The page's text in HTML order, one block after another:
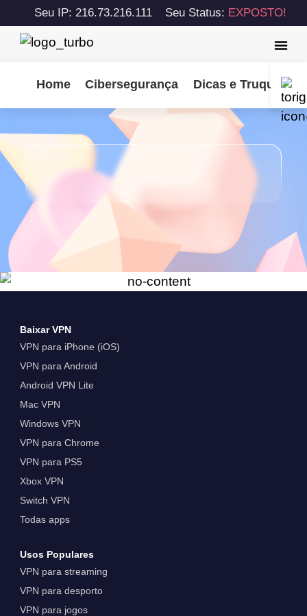
Seu IP: 216.73.216.111 Seu Status: EXPOSTO!
Home Cibersegurança Dicas e Truques
Baixar VPN
VPN para iPhone (iOS)
VPN para Android
Android VPN Lite
Mac VPN
Windows VPN
VPN para Chrome
VPN para PS5
Xbox VPN
Switch VPN
Todas apps
Usos Populares
VPN para streaming
VPN para desporto
VPN para jogos